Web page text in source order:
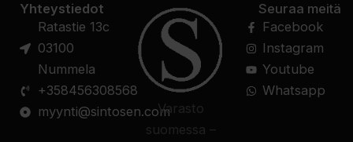
Yhteystiedot
Ratastie 13c
03100
Nummela
+358456308568
myynti@sintosen.comVarasto
suomessa –
Seuraa meitä
Facebook
Instagram
Youtube
Whatsapp